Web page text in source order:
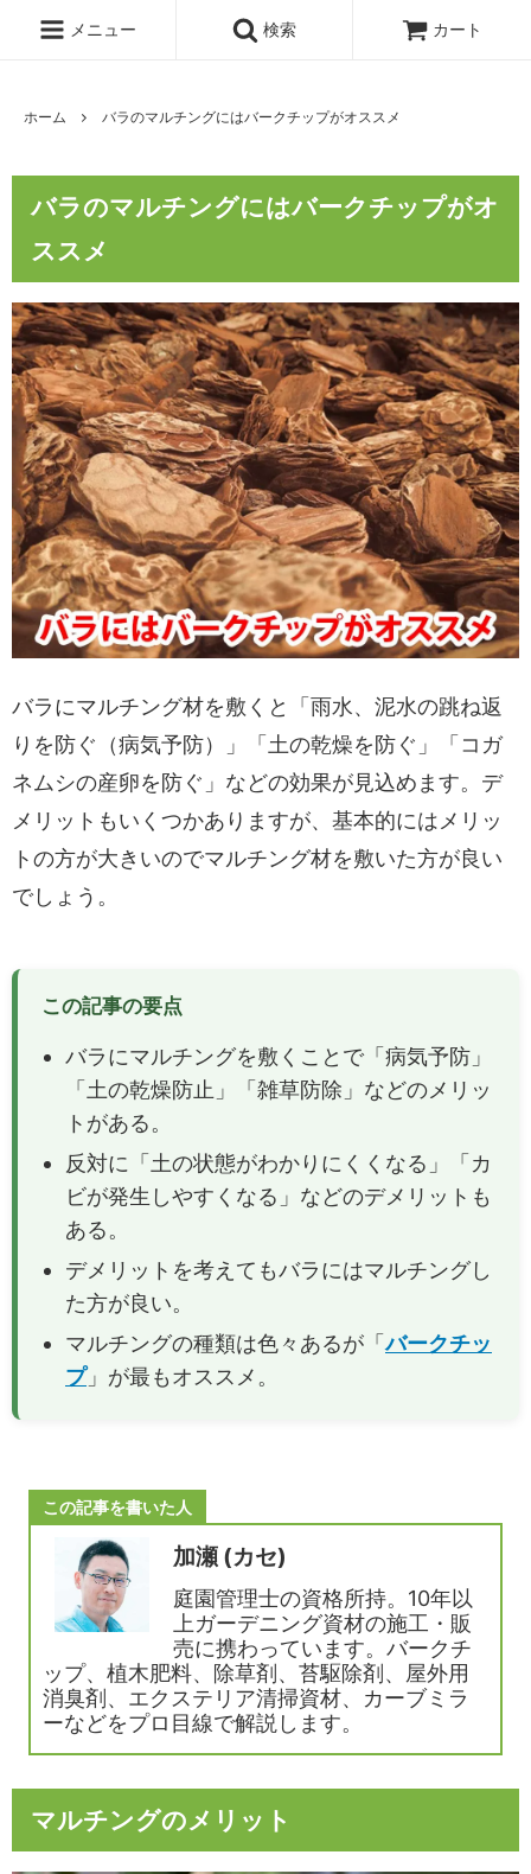
メニュー 検索 カート
ホーム バラのマルチングにはバークチップがオススメ
バラのマルチングにはバークチップがオ
ススメ
バラにマルチング材を敷くと「雨水、泥水の跳ね返
りを防ぐ（病気予防）」「土の乾燥を防ぐ」「コガ
ネムシの産卵を防ぐ」などの効果が見込めます。デ
メリットもいくつかありますが、基本的にはメリッ
トの方が大きいのでマルチング材を敷いた方が良い
でしょう。
この記事の要点
バラにマルチングを敷くことで「病気予防」
「土の乾燥防止」「雑草防除」などのメリッ
トがある。
反対に「土の状態がわかりにくくなる」「カ
ビが発生しやすくなる」などのデメリットも
ある。
デメリットを考えてもバラにはマルチングし
た方が良い。
マルチングの種類は色々あるが「バークチッ
プ」が最もオススメ。
この記事を書いた人
加瀬 (カセ)
庭園管理士の資格所持。10年以
上ガーデニング資材の施工・販
売に携わっています。バークチ
ップ、植木肥料、除草剤、苔駆除剤、屋外用
消臭剤、エクステリア清掃資材、カーブミラ
ーなどをプロ目線で解説します。
マルチングのメリット